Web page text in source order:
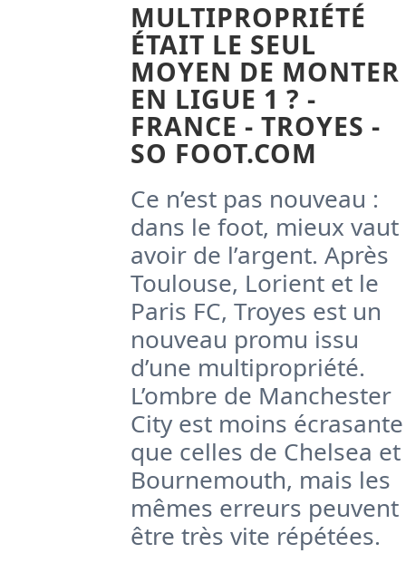
MULTIPROPRIÉTÉ
ÉTAIT LE SEUL
MOYEN DE MONTER
EN LIGUE 1 ? -
FRANCE - TROYES -
SO FOOT.COM
Ce n’est pas nouveau :
dans le foot, mieux vaut
avoir de l’argent. Après
Toulouse, Lorient et le
Paris FC, Troyes est un
nouveau promu issu
d’une multipropriété.
L’ombre de Manchester
City est moins écrasante
que celles de Chelsea et
Bournemouth, mais les
mêmes erreurs peuvent
être très vite répétées.